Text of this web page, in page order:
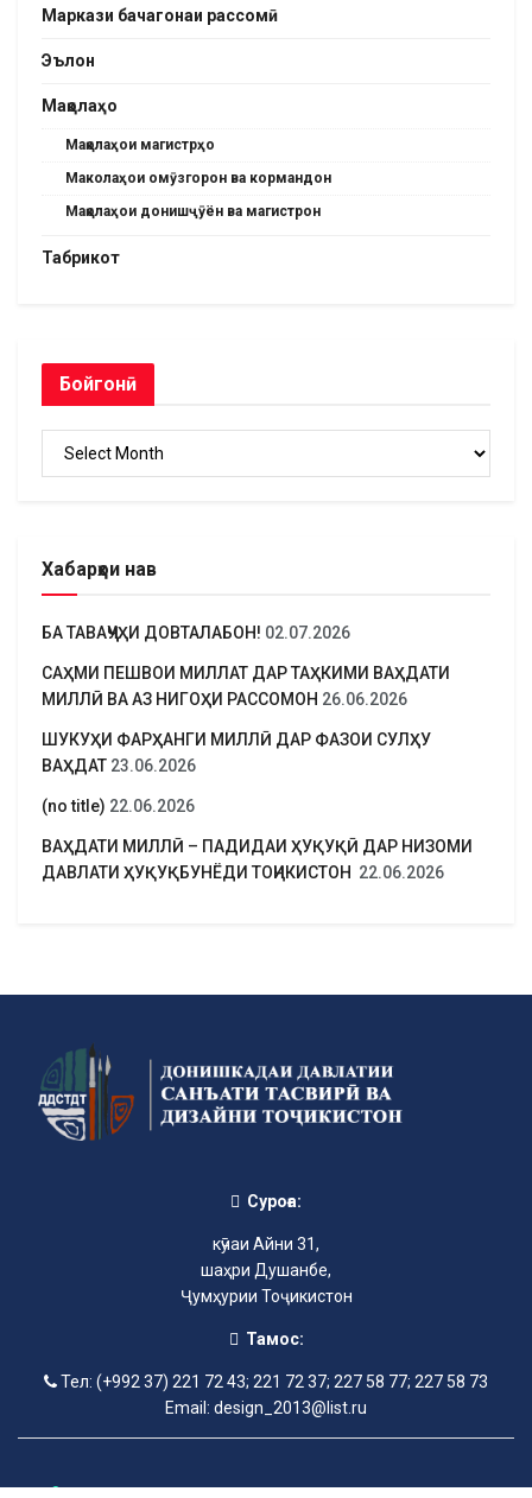
Маркази бачагонаи рассомӣ
Эълон
Мақолаҳо
Мақолаҳои магистрҳо
Маколаҳои омӯзгорон ва кормандон
Мақолаҳои донишҷӯён ва магистрон
Табрикот
Бойгонӣ
Хабарҳои нав
БА ТАВАҶҶУҲИ ДОВТАЛАБОН! 02.07.2026
САҲМИ ПЕШВОИ МИЛЛАТ ДАР ТАҲКИМИ ВАҲДАТИ
МИЛЛӢ ВА АЗ НИГОҲИ РАССОМОН 26.06.2026
ШУКУҲИ ФАРҲАНГИ МИЛЛӢ ДАР ФАЗОИ СУЛҲУ
ВАҲДАТ 23.06.2026
(no title) 22.06.2026
ВАҲДАТИ МИЛЛӢ – ПАДИДАИ ҲУҚУҚӢ ДАР НИЗОМИ
ДАВЛАТИ ҲУҚУҚБУНЁДИ ТОҶИКИСТОН 22.06.2026
Суроға:
кӯчаи Айни 31,
шаҳри Душанбе,
Ҷумҳурии Тоҷикистон
Тамос:
Тел: (+992 37) 221 72 43; 221 72 37; 227 58 77; 227 58 73
Email: design_2013@list.ru